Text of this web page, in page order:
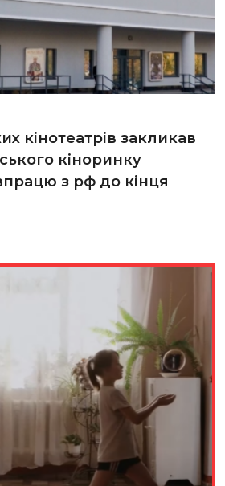
кінотеатрів закликав
кіноринку
з рф до кінця